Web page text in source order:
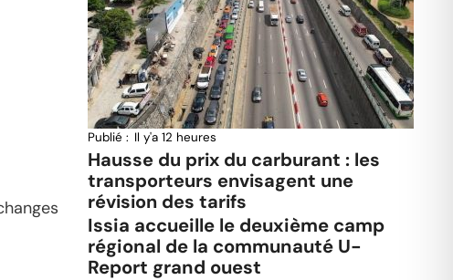
Publié : Il y'a 12 heures
Hausse du prix du carburant : les
transporteurs envisagent une
révision des tarifs
Issia accueille le deuxième camp
régional de la communauté U-
Report grand ouest